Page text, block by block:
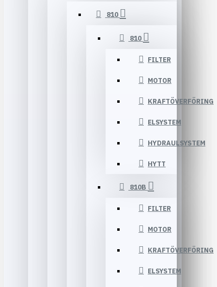
810
810
FILTER
MOTOR
KRAFTÖVERFÖRING
ELSYSTEM
HYDRAULSYSTEM
HYTT
810B
FILTER
MOTOR
KRAFTÖVERFÖRING
ELSYSTEM